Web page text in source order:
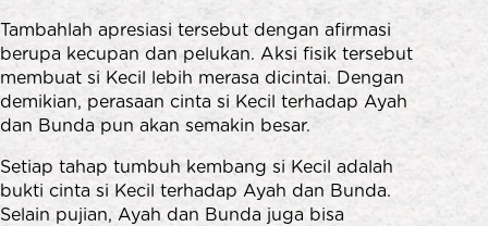
Tambahlah apresiasi tersebut dengan afirmasi
berupa kecupan dan pelukan. Aksi fisik tersebut
membuat si Kecil lebih merasa dicintai. Dengan
demikian, perasaan cinta si Kecil terhadap Ayah
dan Bunda pun akan semakin besar.
Setiap tahap tumbuh kembang si Kecil adalah
bukti cinta si Kecil terhadap Ayah dan Bunda.
Selain pujian, Ayah dan Bunda juga bisa